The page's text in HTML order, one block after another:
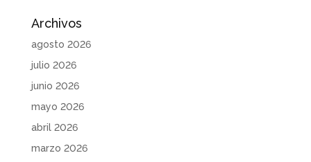
Archivos
agosto 2026
julio 2026
junio 2026
mayo 2026
abril 2026
marzo 2026